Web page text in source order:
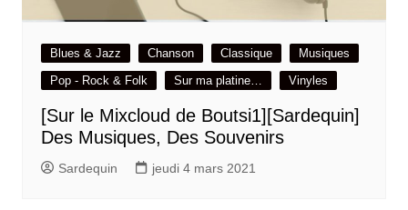
Blues & Jazz Chanson Classique
Musiques
Pop - Rock & Folk
Sur ma platine… Vinyles
[Sur le Mixcloud de Boutsi1][Sardequin]
Des Musiques, Des Souvenirs
Sardequin jeudi 4 mars 2021